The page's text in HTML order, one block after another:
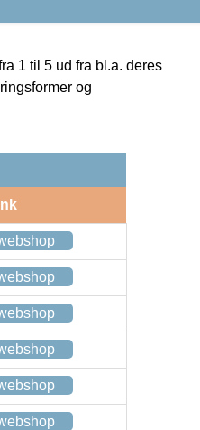
1 til 5 ud fra bl.a. deres
og